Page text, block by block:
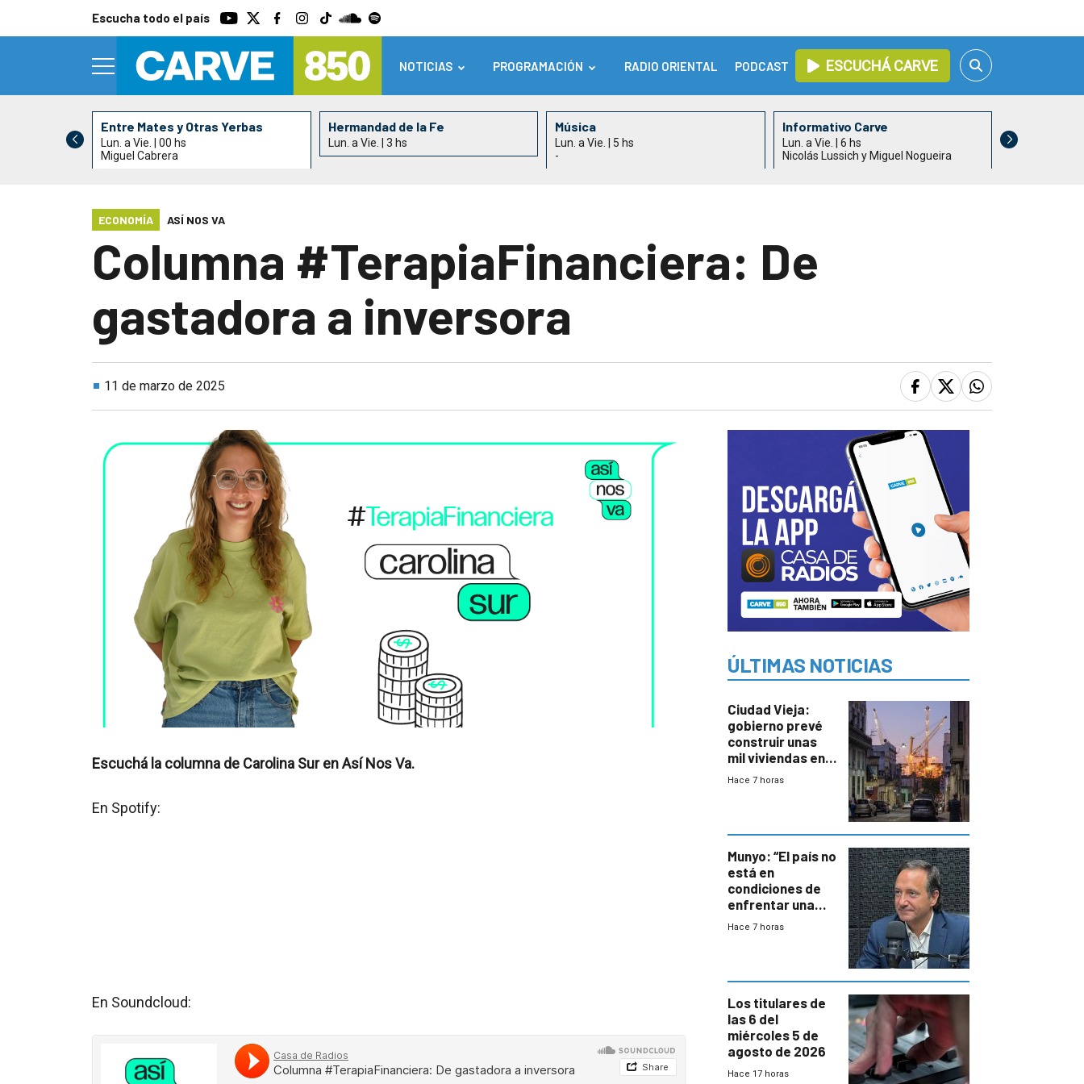
Escucha todo el país
NOTICIAS PROGRAMACIÓN RADIO ORIENTAL PODCAST ESCUCHÁ CARVE
Entre Mates y Otras Yerbas
Lun. a Vie. | 00 hs
Miguel Cabrera
Hermandad de la Fe
Lun. a Vie. | 3 hs
Música
Lun. a Vie. | 5 hs
-
Informativo Carve
Lun. a Vie. | 6 hs
Nicolás Lussich y Miguel Nogueira
Lun. a Vie. | 9
ECONOMÍA ASÍ NOS VA
Columna #TerapiaFinanciera: De
gastadora a inversora
11 de marzo de 2025
Escuchá la columna de Carolina Sur en Así Nos Va.
En Spotify:
En Soundcloud:
ÚLTIMAS NOTICIAS
Ciudad Vieja:
gobierno prevé
construir unas
mil viviendas en
un plan de
Hace 7 horas
Munyo: “El país no
está en
condiciones de
enfrentar una
reducción de la
Hace 7 horas
Los titulares de
las 6 del
miércoles 5 de
agosto de 2026
Hace 17 horas